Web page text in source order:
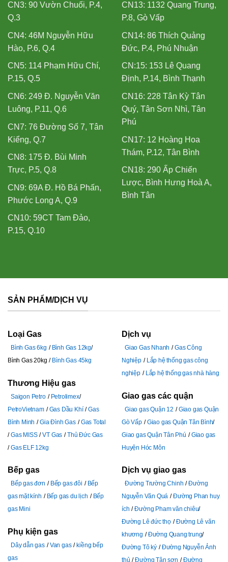
CN3: 90 Vườn Chuối, P.4,
Q.3
CN4: 46M Nguyễn Hữu
Hào, P.6, Q.4
CN5: 114 Phạm Hữu Chí,
P.15, Q.5
CN6: 249 Đ. Nguyễn Văn
Luông, P.11, Q.6
CN7: 76 Đường Số 7, Tân
Kiểng, Q.7
CN8: 175 Đ. Bùi Minh
Trực, P.5, Q.8
CN9: 69A Đ. Hồ Bá Phấn,
Phước Long A, Q.9
CN10: 59CT Tam Đảo,
P.15, Q.10
CN13: 1132 Quang Trung,
P.8, Gò Vấp
CN14: 86 Thích Quảng
Đức, P.4, Phú Nhuận
CN:15: 153 Lê Quang
Định, P.14, Bình Thạnh
CN16: 228 Tân Kỳ Tân
Quý, Tân Sơn Nhì, Tân
Phú
CN17: 12 Hoàng Hoa
Thám, P.12, Tân Bình
CN18: 290 Ấp Chiến
Lược, Bình Hưng Hoà A,
Bình Tân
SẢN PHẨM/DỊCH VỤ
Loại Gas
Bình Gas 6kg
Bình Gas 12kg
Bình Gas 20kg
Bình Gas 45kg
Thương Hiệu gas
Saigon Petro
Petrolimex
PetroVietnam
Gas Dầu Khí
Gas
Bình Minh
Gia Đình Gas
Gas Total
Gas MISS
VT Gas
Thủ Đức Gas
Gas ELF 12kg
Bếp gas
Bếp gas đơn Bếp gas đôi
Bếp
gas mặt kính
Bếp gas du lịch
Bếp
gas Mini
Phụ kiện gas
Dây dẫn gas Van gas
kiềng bếp
gas
Dịch vụ
Giao Gas Nhanh
Gas Công
Nghiệp
Lắp hệ thống gas công
nghiệp
Lắp hệ thống gas nhà hàng
Giao gas các quận
Giao gas Quận 12
Giao gas Quận
Gò Vấp
Giao gas Quận Tân Bình
Giao gas Quận Tân Phú
Giao gas
Huyện Hóc Môn
Dịch vụ giao gas
Đường Trường Chinh
Đường
Nguyễn Văn Quá
Đường Phan huy
ích
Đường Pham văn chiêu
Đường Lê đức thọ
Đường Lê văn
khương
Đường Quang trung
Đường Tô ký
Đường Nguyễn Ảnh
thủ
Đường Tân sơn
Đường